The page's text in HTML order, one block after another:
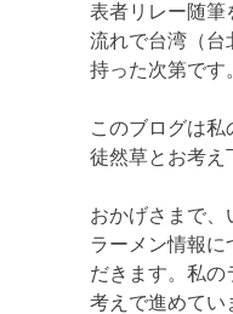
表者リレー随筆
流れで台湾（台
持った次第です
このブログは
徒然草とお考え
おかげさまで、
ラーメン情報に
だきます。私の
考えで進めてい